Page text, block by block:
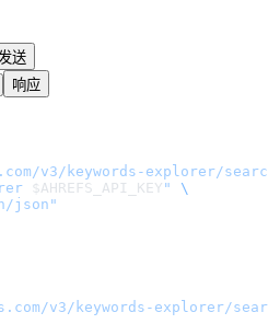
送
响应
v3/keywords-explorer/
$AHREFS_API_KEY "
\
json"
v3/keywords-explorer/